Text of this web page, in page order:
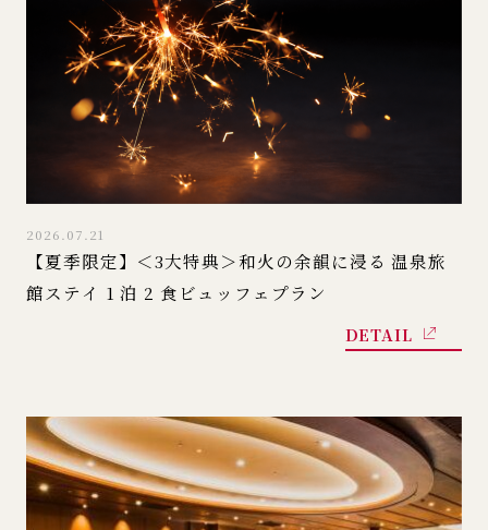
2026.07.21
【夏季限定】＜3大特典＞和火の余韻に浸る 温泉旅
館ステイ 1 泊 2 食ビュッフェプラン
DETAIL